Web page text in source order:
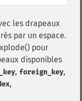
les drapeaux
par un espace.
pour
disponibles
, foreign_key,
,